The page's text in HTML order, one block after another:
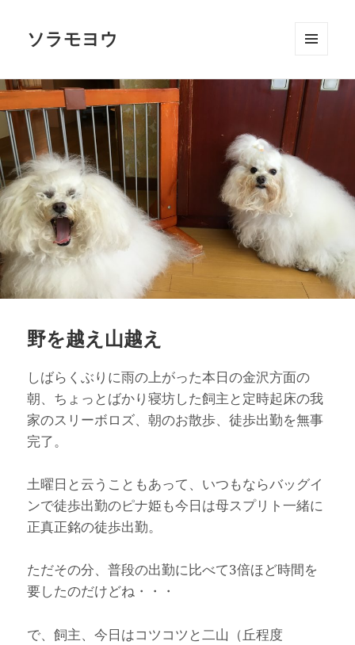
ソラモヨウ
ーとウ
ィジェ
ット
野を越え山越え
しばらくぶりに雨の上がった本日の金沢方面の
朝、ちょっとばかり寝坊した飼主と定時起床の我
家のスリーボロズ、朝のお散歩、徒歩出勤を無事
完了。
土曜日と云うこともあって、いつもならバッグイ
ンで徒歩出勤のピナ姫も今日は母スプリト一緒に
正真正銘の徒歩出勤。
ただその分、普段の出勤に比べて3倍ほど時間を
要したのだけどね・・・
で、飼主、今日はコツコツと二山（丘程度